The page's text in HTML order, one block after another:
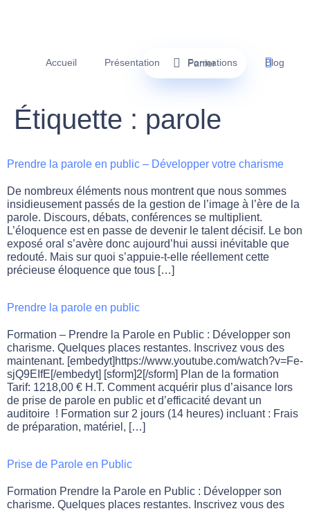
Accueil Présentation Formations Blog
Panier
Étiquette : parole
Prendre la parole en public – Développer votre charisme
De nombreux éléments nous montrent que nous sommes
insidieusement passés de la gestion de l’image à l’ère de la
parole. Discours, débats, conférences se multiplient.
L’éloquence est en passe de devenir le talent décisif. Le bon
exposé oral s’avère donc aujourd’hui aussi inévitable que
redouté. Mais sur quoi s’appuie-t-elle réellement cette
précieuse éloquence que tous […]
Prendre la parole en public
Formation – Prendre la Parole en Public : Développer son
charisme. Quelques places restantes. Inscrivez vous des
maintenant. [embedyt]https://www.youtube.com/watch?v=Fe-
sjQ9EIfE[/embedyt] [sform]2[/sform] Plan de la formation
Tarif: 1218,00 € H.T. Comment acquérir plus d’aisance lors
de prise de parole en public et d’efficacité devant un
auditoire ! Formation sur 2 jours (14 heures) incluant : Frais
de préparation, matériel, […]
Prise de Parole en Public
Formation Prendre la Parole en Public : Développer son
charisme. Quelques places restantes. Inscrivez vous des